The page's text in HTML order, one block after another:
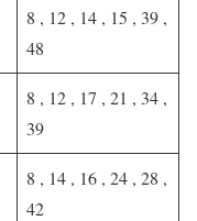
8 , 12 , 14 , 15 , 39 ,
48
8 , 12 , 17 , 21 , 34 ,
39
8 , 14 , 16 , 24 , 28 ,
42